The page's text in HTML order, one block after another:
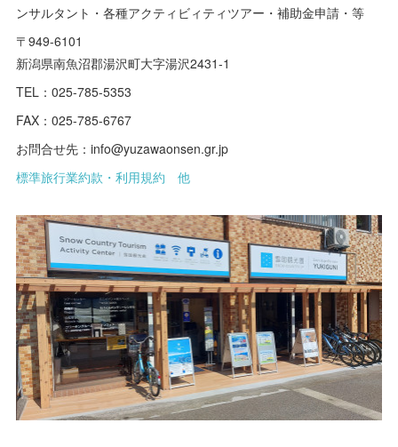
ンサルタント・各種アクティビィティツアー・補助金申請・等
〒949-6101
新潟県南魚沼郡湯沢町大字湯沢2431-1
TEL：025-785-5353
FAX：025-785-6767
お問合せ先：info@yuzawaonsen.gr.jp
標準旅行業約款・利用規約 他